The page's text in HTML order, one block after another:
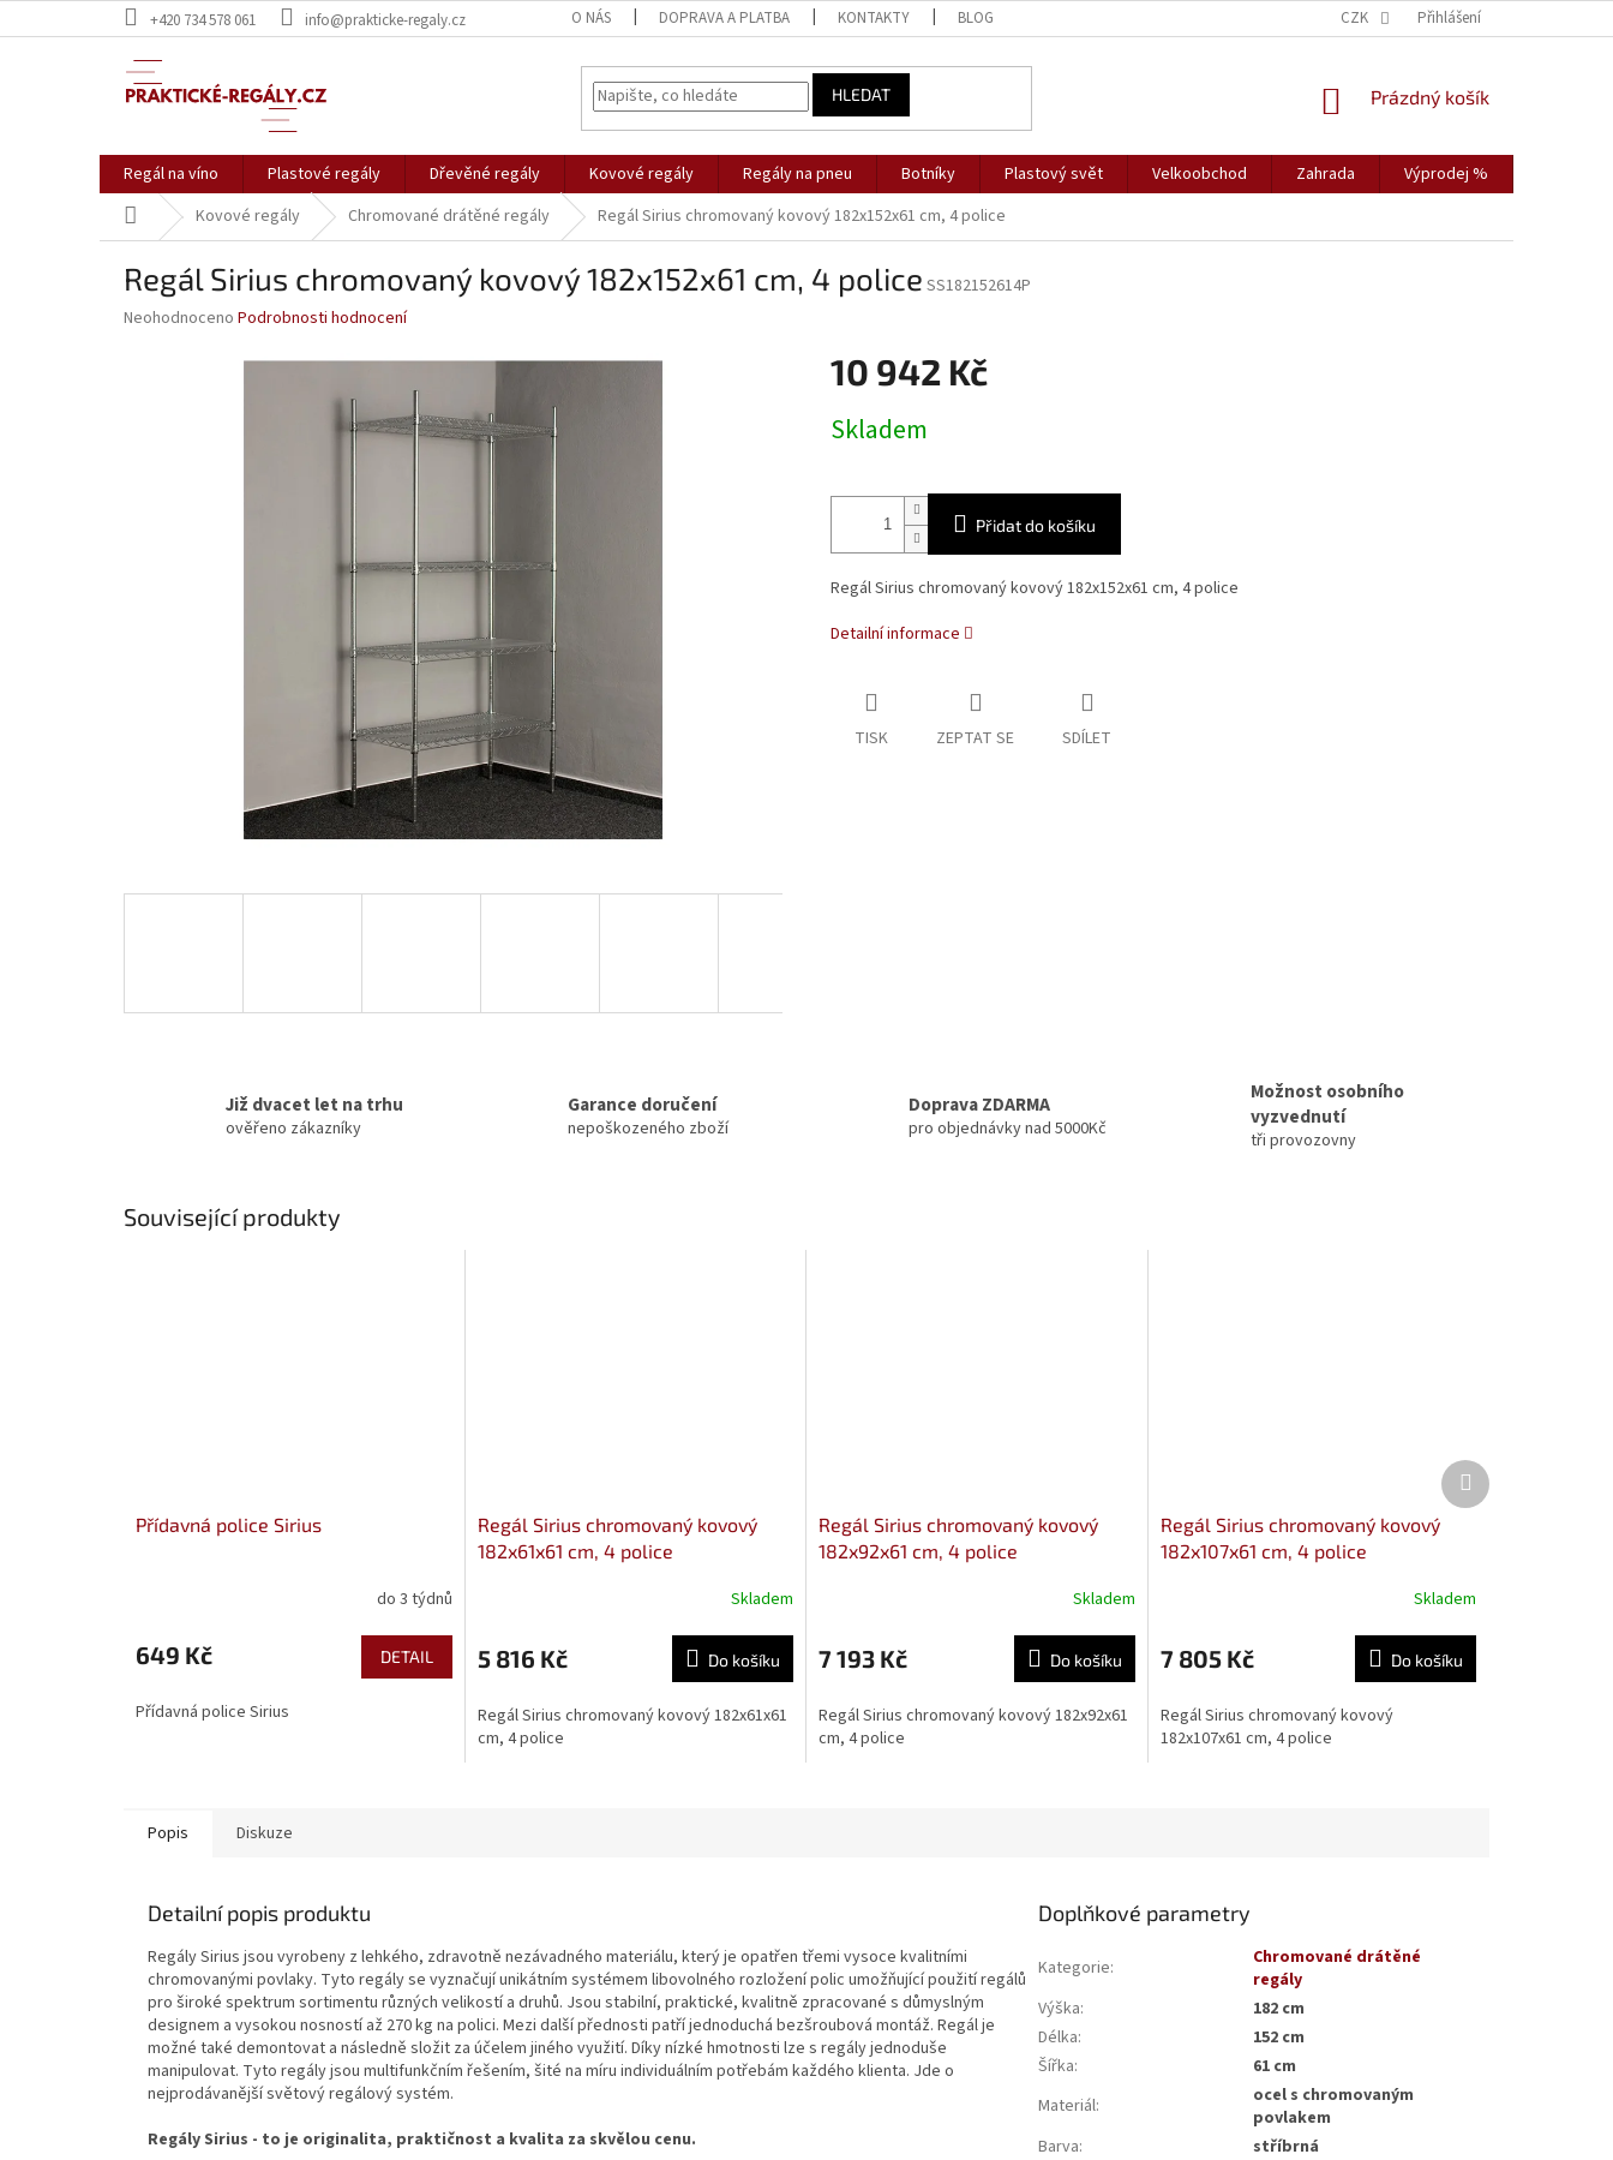
na
+420 734 578 061 info@prakticke-regaly.cz O NÁS DOPRAVA A PLATBA KONTAKTY BLOG CZK Přihlášení
HLEDAT
NÁKUPNÍ
Prázdný košík
Regál na víno Plastové regály Dřevěné regály Kovové regály Regály na pneu Botníky Plastový svět Velkoobchod Zahrada Výprodej %
Domů Kovové regály Chromované drátěné regály Regál Sirius chromovaný kovový 182x152x61 cm, 4 police
Regál Sirius chromovaný kovový 182x152x61 cm, 4 police SS182152614P
Průměrné
Neohodnoceno Podrobnosti hodnocení
10 942 Kč
cena:
Skladem
Přidat do košíku
Regál Sirius chromovaný kovový 182x152x61 cm, 4 police
Detailní informace
TISK ZEPTAT SE SDÍLET
Již dvacet let na trhu
ověřeno zákazníky
Garance doručení
nepoškozeného zboží
Doprava ZDARMA
pro objednávky nad 5000Kč
Možnost osobního
vyzvednutí
tři provozovny
Související produkty
Přídavná police Sirius
do 3 týdnů
649 Kč DETAIL
Přídavná police Sirius
Regál Sirius chromovaný kovový
182x61x61 cm, 4 police
Skladem
5 816 Kč Do košíku
Regál Sirius chromovaný kovový 182x61x61
cm, 4 police
Regál Sirius chromovaný kovový
182x92x61 cm, 4 police
Skladem
7 193 Kč Do košíku
Regál Sirius chromovaný kovový 182x92x61
cm, 4 police
Regál Sirius chromovaný kovový
182x107x61 cm, 4 police
Skladem
7 805 Kč Do košíku
Regál Sirius chromovaný kovový
182x107x61 cm, 4 police
Další
produkt
Popis Diskuze
Detailní popis produktu
Regály Sirius jsou vyrobeny z lehkého, zdravotně nezávadného materiálu, který je opatřen třemi vysoce kvalitními
chromovanými povlaky. Tyto regály se vyznačují unikátním systémem libovolného rozložení polic umožňující použití regálů
pro široké spektrum sortimentu různých velikostí a druhů. Jsou stabilní, praktické, kvalitně zpracované s důmyslným
designem a vysokou nosností až 270 kg na polici. Mezi další přednosti patří jednoduchá bezšroubová montáž. Regál je
možné také demontovat a následně složit za účelem jiného využití. Díky nízké hmotnosti lze s regály jednoduše
manipulovat. Tyto regály jsou multifunkčním řešením, šité na míru individuálním potřebám každého klienta. Jde o
nejprodávanější světový regálový systém.
Regály Sirius - to je originalita, praktičnost a kvalita za skvělou cenu.
Doplňkové parametry
Kategorie:
Chromované drátěné
regály
Výška:
182 cm
Délka:
152 cm
Šířka:
61 cm
Materiál:
ocel s chromovaným
povlakem
Barva:
stříbrná